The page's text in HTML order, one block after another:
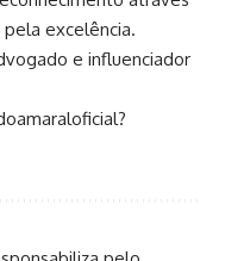
excelência.
e influenciador